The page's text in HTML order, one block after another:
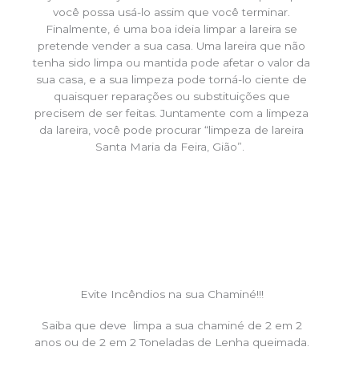
você possa usá-lo assim que você terminar.
Finalmente, é uma boa ideia limpar a lareira se
pretende vender a sua casa. Uma lareira que não
tenha sido limpa ou mantida pode afetar o valor da
sua casa, e a sua limpeza pode torná-lo ciente de
quaisquer reparações ou substituições que
precisem de ser feitas. Juntamente com a limpeza
da lareira, você pode procurar “limpeza de lareira
Santa Maria da Feira, Gião”.
Evite Incêndios na sua Chaminé!!!
Saiba que deve limpa a sua chaminé de 2 em 2
anos ou de 2 em 2 Toneladas de Lenha queimada.